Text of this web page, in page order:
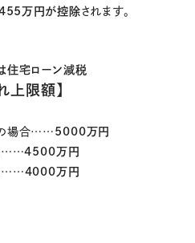
万円が控除されます。
住宅ローン減税
上限額】
の場合…… 5000万円
……4500万円
……4000万円